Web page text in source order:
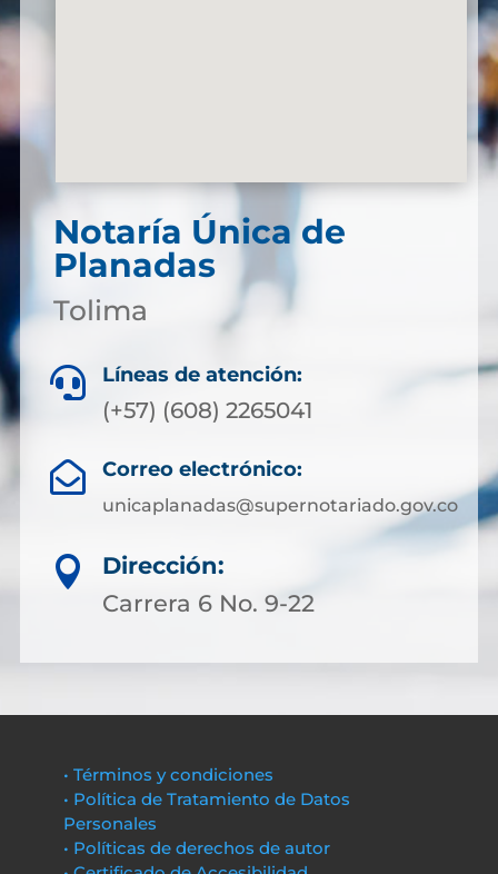
Notaría Única de
Planadas
Tolima
 Líneas de atención:
(+57) (608) 2265041
 Correo electrónico:
unicaplanadas@supernotariado.gov.co

Dirección:
Carrera 6 No. 9-22
• Términos y condiciones
• Política de Tratamiento de Datos
Personales
• Políticas de derechos de autor